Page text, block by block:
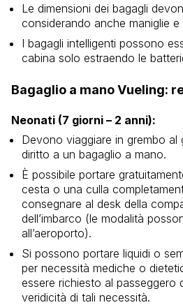
Le dimensioni dei bagagli
considerando anche maniglie e
I bagagli intelligenti possono
cabina solo estraendo le
Bagaglio a mano Vueling:
Neonati (7 giorni – 2 anni):
Devono viaggiare in grembo
diritto a un bagaglio a mano.
È possibile portare
cesta o una culla
consegnare al desk della
dell’imbarco (le modalità
all’aeroporto).
Si possono portare liquidi o
per necessità mediche o
essere richiesto al passeggero
veridicità di tali necessità.